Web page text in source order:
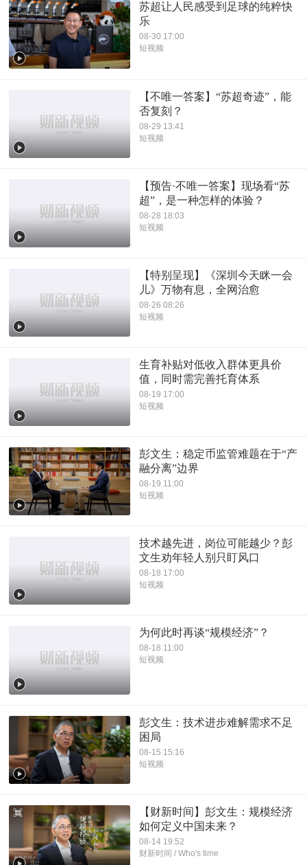
苏超让人民感受到足球的纯粹快
乐
08-30 17:00
短视频
【不唯一答案】“苏超奇迹”，能
否复刻？
08-29 13:41
短视频
【预告·不唯一答案】现场看“苏
超”，是一种怎样的体验？
08-28 18:03
短视频
【特别呈现】《深圳今天眯一会
儿》万物有息，全网治愈
08-26 08:26
短视频
生育补贴对低收入群体更具价
值，同时需完善托育体系
08-19 17:00
短视频
彭文生：稳定币监管难题在于“产
融分离”边界
08-19 11:00
短视频
技术越先进，岗位可能越少？彭
文生劝年轻人别只盯风口
08-18 17:00
短视频
为何此时再谈“规模经济”？
08-18 11:00
短视频
彭文生：技术进步难解需求不足
困局
08-15 15:16
短视频
【财新时间】彭文生：规模经济
如何定义中国未来？
08-14 19:52
财新时间 / Who's time